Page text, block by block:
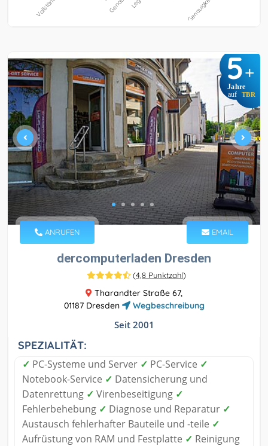
5+
Jahre
auf TBR
ANRUFEN EMAIL
dercomputerladen Dresden
(4,8 Punktzahl)
Tharandter Straße 67,
01187 Dresden
Wegbeschreibung
Seit 2001
SPEZIALITÄT:
✓ PC-Systeme und Server ✓ PC-Service ✓
Notebook-Service ✓ Datensicherung und
Datenrettung ✓ Virenbeseitigung ✓
Fehlerbehebung ✓ Diagnose und Reparatur ✓
Austausch fehlerhafter Bauteile und -teile ✓
Aufrüstung von RAM und Festplatte ✓ Reinigung